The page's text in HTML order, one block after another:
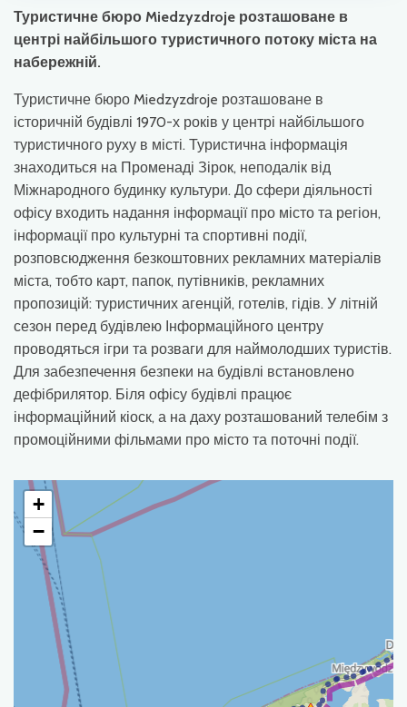
Туристичне бюро Miedzyzdroje розташоване в
центрі найбільшого туристичного потоку міста на
набережній.
Туристичне бюро Miedzyzdroje розташоване в
історичній будівлі 1970-х років у центрі найбільшого
туристичного руху в місті. Туристична інформація
знаходиться на Променаді Зірок, неподалік від
Міжнародного будинку культури. До сфери діяльності
офісу входить надання інформації про місто та регіон,
інформації про культурні та спортивні події,
розповсюдження безкоштовних рекламних матеріалів
міста, тобто карт, папок, путівників, рекламних
пропозицій: туристичних агенцій, готелів, гідів. У літній
сезон перед будівлею Інформаційного центру
проводяться ігри та розваги для наймолодших туристів.
Для забезпечення безпеки на будівлі встановлено
дефібрилятор. Біля офісу будівлі працює
інформаційний кіоск, а на даху розташований телебім з
промоційними фільмами про місто та поточні події.
+
−